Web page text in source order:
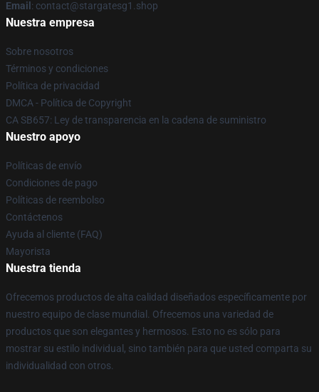
Email : contact@stargatesg1.shop
Nuestra empresa
Sobre nosotros
Términos y condiciones
Política de privacidad
DMCA - Política de Copyright
CA SB657: Ley de transparencia en la cadena de suministro
Nuestro apoyo
Políticas de envío
Condiciones de pago
Políticas de reembolso
Contáctenos
Ayuda al cliente (FAQ)
Mayorista
Nuestra tienda
Ofrecemos productos de alta calidad diseñados específicamente por
nuestro equipo de clase mundial. Ofrecemos una variedad de
productos que son elegantes y hermosos. Esto no es sólo para
mostrar su estilo individual, sino también para que usted comparta su
individualidad con otros.